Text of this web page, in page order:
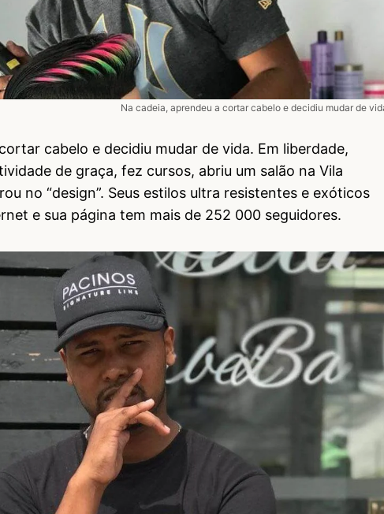
Na cadeia, aprendeu a cortar cabelo e decidiu mudar de
cabelo e decidiu mudar de vida. Em liberdade,
de graça, fez cursos, abriu um salão na Vila
no “design”. Seus estilos ultra resistentes e exóticos
e sua página tem mais de 252 000 seguidores.